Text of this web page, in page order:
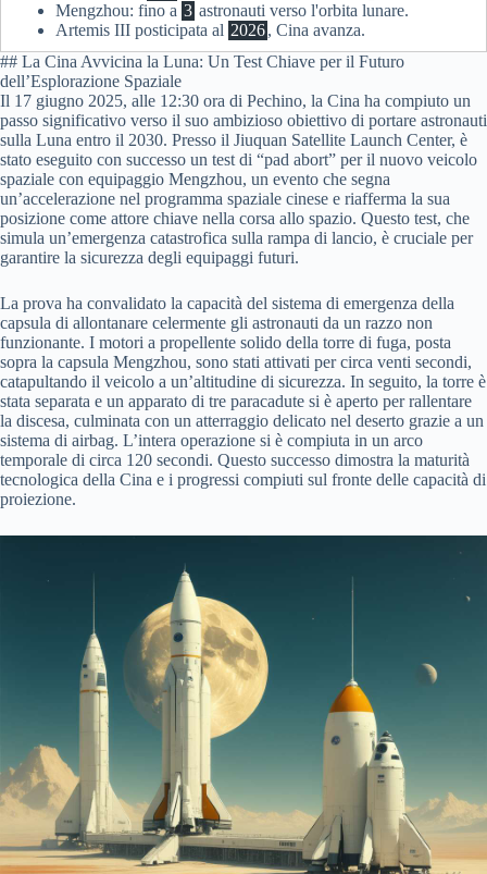
Mengzhou: fino a 3 astronauti verso l'orbita lunare.
Artemis III posticipata al 2026, Cina avanza.
## La Cina Avvicina la Luna: Un Test Chiave per il Futuro
dell’Esplorazione Spaziale
Il 17 giugno 2025, alle 12:30 ora di Pechino, la Cina ha compiuto un
passo significativo verso il suo ambizioso obiettivo di portare astronauti
sulla Luna entro il 2030. Presso il Jiuquan Satellite Launch Center, è
stato eseguito con successo un test di “pad abort” per il nuovo veicolo
spaziale con equipaggio Mengzhou, un evento che segna
un’accelerazione nel programma spaziale cinese e riafferma la sua
posizione come attore chiave nella corsa allo spazio. Questo test, che
simula un’emergenza catastrofica sulla rampa di lancio, è cruciale per
garantire la sicurezza degli equipaggi futuri.
La prova ha convalidato la capacità del sistema di emergenza della
capsula di allontanare celermente gli astronauti da un razzo non
funzionante. I motori a propellente solido della torre di fuga, posta
sopra la capsula Mengzhou, sono stati attivati per circa venti secondi,
catapultando il veicolo a un’altitudine di sicurezza. In seguito, la torre è
stata separata e un apparato di tre paracadute si è aperto per rallentare
la discesa, culminata con un atterraggio delicato nel deserto grazie a un
sistema di airbag. L’intera operazione si è compiuta in un arco
temporale di circa 120 secondi. Questo successo dimostra la maturità
tecnologica della Cina e i progressi compiuti sul fronte delle capacità di
proiezione.